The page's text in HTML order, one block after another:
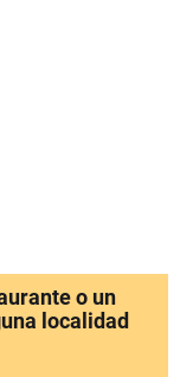
o un
localidad